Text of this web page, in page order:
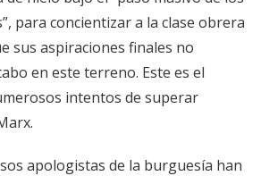
para concientizar a la clase obrera
sus aspiraciones finales no
en este terreno. Este es el
intentos de superar
apologistas de la burguesía han